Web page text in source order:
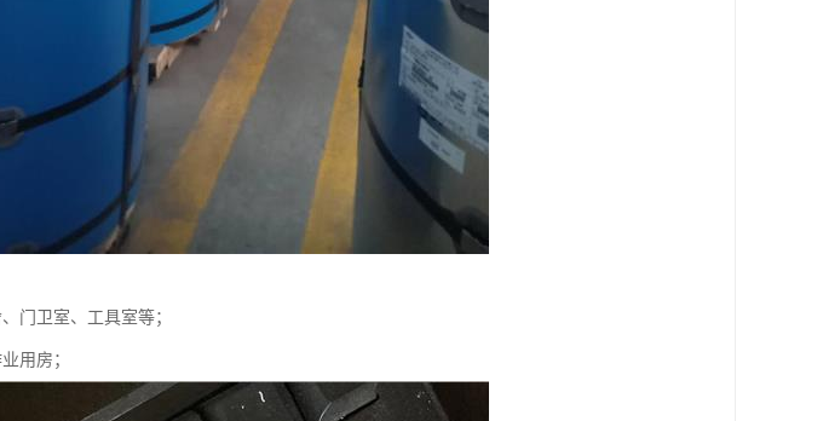
门卫室、工具室等；
用房；